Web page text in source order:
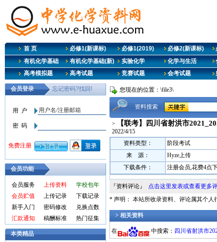
首 页 必修1(新课标) 必修1(2019) 必修2(新课标)
有机化学基础
有机化学基础(新) 实验化学 化学与生活
高考模拟题
高考试题 竞赛试题 会考试题
会员功能
会员服务 上传资料
学校包年
会员贮值
上传记录
下载记录
新手入门
密码修改
兑换点数
汇款通知
稿酬标准 热门征集
本类精品
您现在的位置：\file3\
资料搜索
> 【联考】四川省射洪市
2022/4/15
资料类型：
阶段考试
来 源：
Hyze上传
下载条件：
注册会员,花费4点
『资料评论』 点击这里发表或查看更多
* 声明： 本站所收录资料、评论属其个人
> 相关资料
在 中搜索： 四川省射洪市